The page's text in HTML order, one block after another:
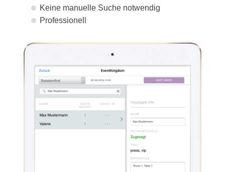
Keine manuelle Suche notwendig
Professionell